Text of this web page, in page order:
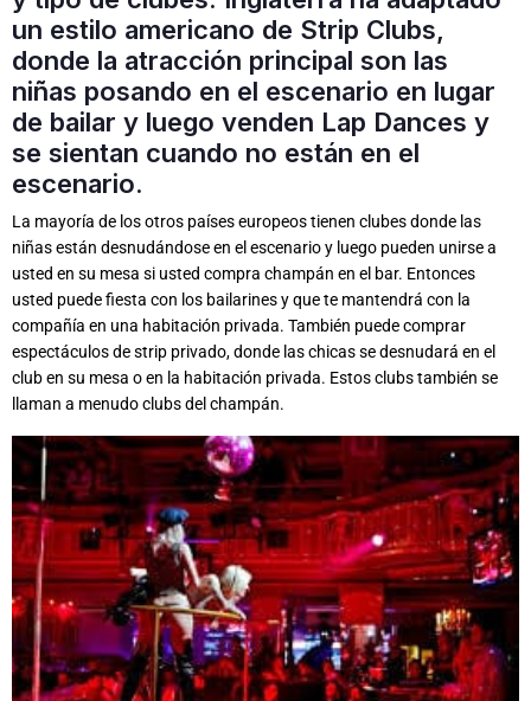
un estilo americano de Strip Clubs,
donde la atracción principal son las
niñas posando en el escenario en lugar
de bailar y luego venden Lap Dances y
se sientan cuando no están en el
escenario.
La mayoría de los otros países europeos tienen clubes donde las
niñas están desnudándose en el escenario y luego pueden unirse a
usted en su mesa si usted compra champán en el bar. Entonces
usted puede fiesta con los bailarines y que te mantendrá con la
compañía en una habitación privada. También puede comprar
espectáculos de strip privado, donde las chicas se desnudará en el
club en su mesa o en la habitación privada. Estos clubs también se
llaman a menudo clubs del champán.